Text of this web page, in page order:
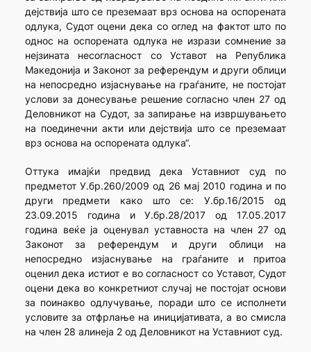
дејствија што се преземаат врз основа на оспорената
одлука, Судот оцени дека со оглед на фактот што по
однос на оспорената одлука не изрази сомнение за
нејзината несогласност со Уставот на Република
Македонија и Законот за референдум и други облици
на непосредно изјаснување на граѓаните, не постојат
услови за донесување решение согласно член 27 од
Деловникот на Судот, за запирање на извршувањето
на поединечни акти или дејствија што се преземаат
врз основа на оспорената одлука“.
Оттука имајќи предвид дека Уставниот суд по
предметот У.бр.260/2009 од 26 мај 2010 година и по
други предмети како што се: У.бр.16/2015 од
23.09.2015 година и У.бр.28/2017 од 17.05.2017
година веќе ја оценувал уставноста на член 27 од
Законот за референдум и други облици на
непосредно изјаснување на граѓаните и притоа
оценил дека истиот е во согласност со Уставот, Судот
оцени дека во конкретниот случај не постојат основи
за поинакво одлучување, поради што се исполнети
условите за отфрлање на иницијативата, а во смисла
на член 28 алинеја 2 од Деловникот на Уставниот суд.